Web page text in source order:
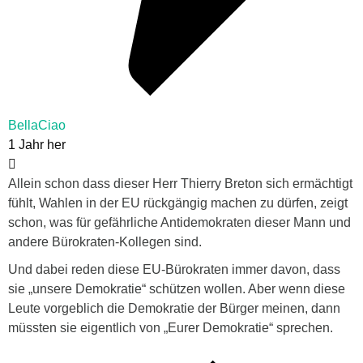
BellaCiao
1 Jahr her
Allein schon dass dieser Herr Thierry Breton sich ermächtigt
fühlt, Wahlen in der EU rückgängig machen zu dürfen, zeigt
schon, was für gefährliche Antidemokraten dieser Mann und
andere Bürokraten-Kollegen sind.
Und dabei reden diese EU-Bürokraten immer davon, dass
sie „unsere Demokratie“ schützen wollen. Aber wenn diese
Leute vorgeblich die Demokratie der Bürger meinen, dann
müssten sie eigentlich von „Eurer Demokratie“ sprechen.